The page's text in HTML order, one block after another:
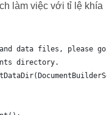
làm việc với tỉ lệ khía
data files, please go
directory.